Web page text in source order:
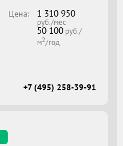
Цена: 1 310 950
руб./мес
50 100руб./
м2/год
+7 (495) 258-39-91